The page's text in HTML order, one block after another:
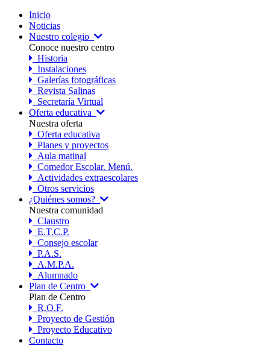
Inicio
Noticias
Nuestro colegio
Conoce nuestro centro
Historia
Instalaciones
Galerías fotográficas
Revista Salinas
Secretaría Virtual
Oferta educativa
Nuestra oferta
Oferta educativa
Planes y proyectos
Aula matinal
Comedor Escolar. Menú.
Actividades extraescolares
Otros servicios
¿Quiénes somos?
Nuestra comunidad
Claustro
E.T.C.P.
Consejo escolar
P.A.S.
A.M.P.A.
Alumnado
Plan de Centro
Plan de Centro
R.O.F.
Proyecto de Gestión
Proyecto Educativo
Contacto